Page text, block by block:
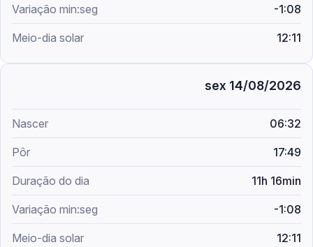
-1:08
12:11
sex 14/08/2026
06:32
17:49
11h 16min
-1:08
12:11